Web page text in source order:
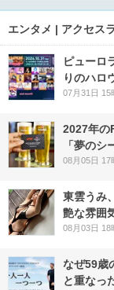
エンタメ | アクセス
ピューロ
りのハロ
07月31日 15
2027年の
「夢の
08月05日 17
東雲うみ
艶な雰囲
08月03日 18
なぜ59歳
と重なっ